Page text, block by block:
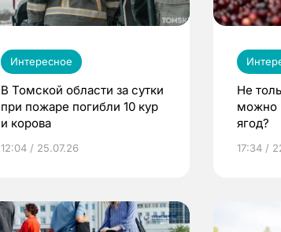
Интересное
В Томской области за сутки
при пожаре погибли 10 кур
и корова
12:04 / 25.07.26
Не
можно
ягод?
17:34 /